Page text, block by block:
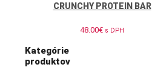
CRUNCHY PROTEIN BAR
48.00€ s DPH
Kategórie
produktov